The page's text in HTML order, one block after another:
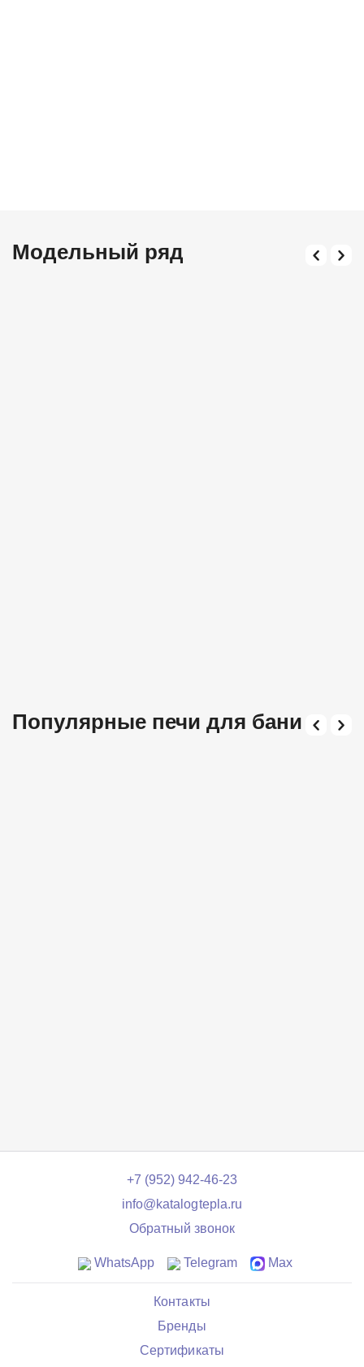
Модельный ряд
Популярные печи для бани
+7 (952) 942-46-23
info@katalogtepla.ru
Обратный звонок
WhatsApp Telegram Max
Контакты
Бренды
Сертификаты